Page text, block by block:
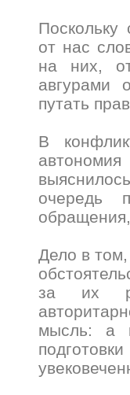
от нас
на них,
авгурами
путать
В
автономия
очередь
Дело в
за их
мысль: а